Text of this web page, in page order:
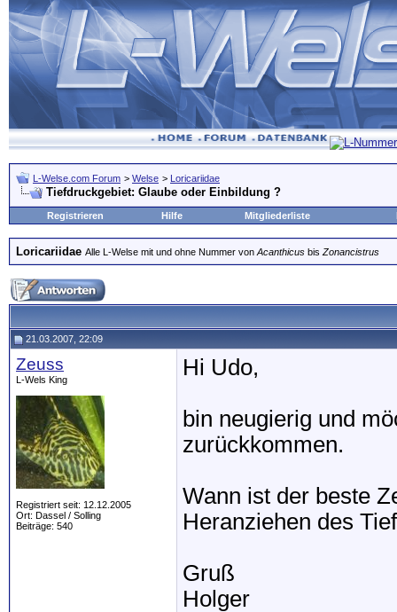
L-Welse.com Forum > Welse > Loricariidae
Tiefdruckgebiet: Glaube oder Einbildung ?
Registrieren Hilfe Mitgliederliste
Loricariidae Alle L-Welse mit und ohne Nummer von Acanthicus bis Zonancistrus
21.03.2007, 22:09
Zeuss
L-Wels King
Registriert seit: 12.12.2005
Ort: Dassel / Solling
Beiträge: 540
Hi Udo,
bin neugierig und
zurückkommen.
Wann ist der beste
Heranziehen des
Gruß
Holger